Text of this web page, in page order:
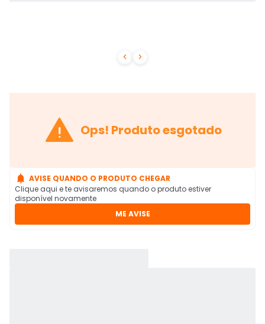
 
 Ops! Produto esgotado
 AVISE QUANDO O PRODUTO CHEGAR
Clique aqui e te avisaremos quando o produto estiver
disponível novamente
ME AVISE